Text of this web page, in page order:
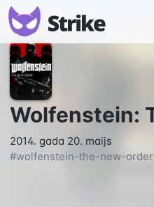
2014. gada 20. maijs
#wolfenstein-the-new-order